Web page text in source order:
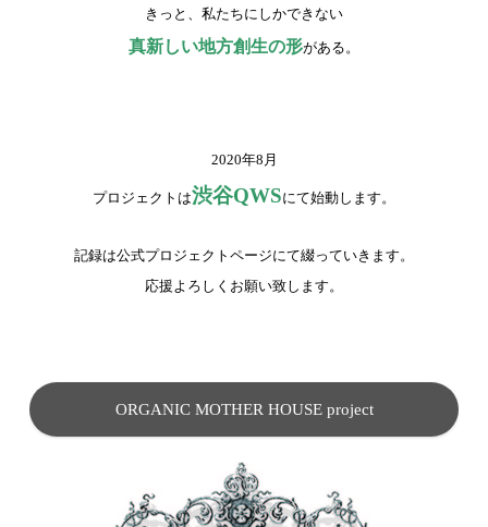
きっと、私たちにしかできない
真新しい地方創生の形がある。
2020年8月
プロジェクトは渋谷QWSにて始動します。
記録は公式プロジェクトページにて綴っていきます。
応援よろしくお願い致します。
ORGANIC MOTHER HOUSE project